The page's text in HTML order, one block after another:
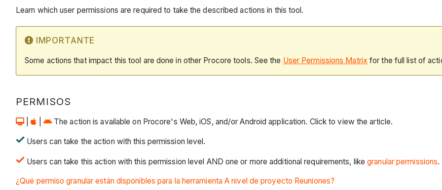
Learn which user permissions are required to take the described actions in this tool.
IMPORTANTE
Some actions that impact this tool are done in other Procore tools. See the User Permissions Matrix for the full list of
PERMISOS
| The action is available on Procore's Web, iOS, and/or Android application. Click to view the article.
Users can take the action with this permission level.
Users can take this action with this permission level AND one or more additional requirements, likegranular permissions.
¿Qué permiso granular están disponibles para la herramienta A nivel de proyecto Reuniones?